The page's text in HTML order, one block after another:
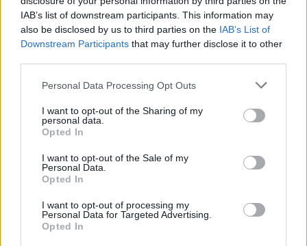
IAB’s list of downstream participants. This information may
also be disclosed by us to third parties on the IAB’s List of
Downstream Participants that may further disclose it to other
Personal Data Processing Opt Outs
I want to opt-out of the Sharing of my
personal data.
Opted In
I want to opt-out of the Sale of my
Personal Data.
Opted In
I want to opt-out of processing my
Personal Data for Targeted Advertising.
Opted In